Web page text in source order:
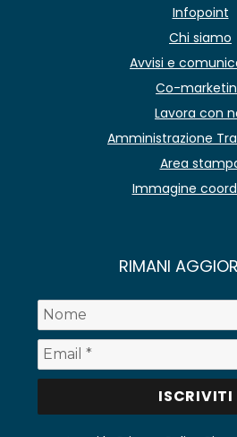
Infopoint
Chi siamo
Avvisi e
Co-
Lavora con
Amministrazione
Area
Immagine
RIMANI